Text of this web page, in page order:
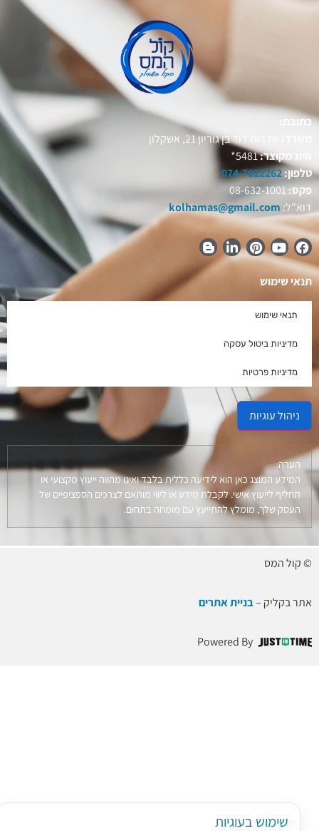
כתובת:
משרד:
שדרות דוד בן גוריון 21, אשקלון
חיוג מקוצר:5481*
טלפון:074-7022262
פקס:08-632-1001
דוא"ל:kolhamas@gmail.com
תנאי שימוש
תנאי שימוש
מדיניות ביטול עסקה
מדיניות פרטיות
ניהול עוגיות
הערה:
המידע המוצג כאן הוא לידיעה כללית בלבד ואינו מהווה ייעוץ מקצועי או
תחליף לייעוץ אישי. לקבלת מידע או ליווי מותאם לצרכים הספציפיים של
העסק שלך, מומלץ להתייעץ עם מומחה בתחום.
© קול המס
אתר בקליק – בניית אתרים
Powered By
שימוש בעוגיות